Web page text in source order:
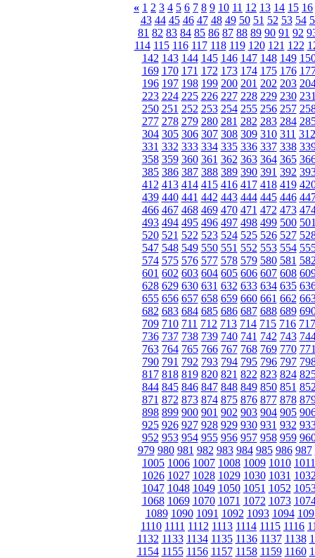
« 1 2 3 4 5 6 7 8 9 10 11 12 13 14 15 16
43 44 45 46 47 48 49 50 51 52 53 54
81 82 83 84 85 86 87 88 89 90 91 92
114 115 116 117 118 119 120 121 122
142 143 144 145 146 147 148 149
169 170 171 172 173 174 175 176
196 197 198 199 200 201 202 203
223 224 225 226 227 228 229 230
250 251 252 253 254 255 256 257
277 278 279 280 281 282 283 284
304 305 306 307 308 309 310 311 312
331 332 333 334 335 336 337 338
358 359 360 361 362 363 364 365
385 386 387 388 389 390 391 392
412 413 414 415 416 417 418 419
439 440 441 442 443 444 445 446
466 467 468 469 470 471 472 473
493 494 495 496 497 498 499 500
520 521 522 523 524 525 526 527
547 548 549 550 551 552 553 554
574 575 576 577 578 579 580 581
601 602 603 604 605 606 607 608
628 629 630 631 632 633 634 635
655 656 657 658 659 660 661 662
682 683 684 685 686 687 688 689
709 710 711 712 713 714 715 716 717
736 737 738 739 740 741 742 743
763 764 765 766 767 768 769 770
790 791 792 793 794 795 796 797
817 818 819 820 821 822 823 824
844 845 846 847 848 849 850 851
871 872 873 874 875 876 877 878
898 899 900 901 902 903 904 905
925 926 927 928 929 930 931 932
952 953 954 955 956 957 958 959
979 980 981 982 983 984 985 986 987
1005 1006 1007 1008 1009 1010 1011
1026 1027 1028 1029 1030 1031
1047 1048 1049 1050 1051 1052
1068 1069 1070 1071 1072 1073
1089 1090 1091 1092 1093 1094
1110 1111 1112 1113 1114 1115 1116
1132 1133 1134 1135 1136 1137 1138
1154 1155 1156 1157 1158 1159 1160